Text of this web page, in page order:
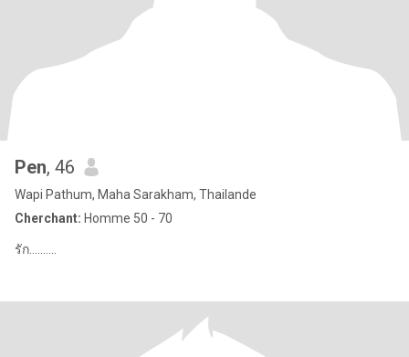
Pen, 46
Wapi Pathum, Maha Sarakham, Thailande
Cherchant: Homme 50 - 70
รัก..........